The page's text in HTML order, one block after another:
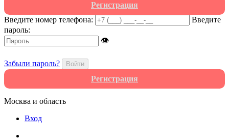
Регистрация
Введите номер телефона:
Введите
пароль:
👁
Забыли пароль? Войти
Регистрация
Москва и область
Вход